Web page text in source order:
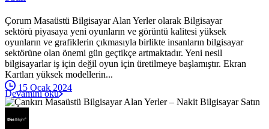
Çorum Masaüstü Bilgisayar Alan Yerler olarak Bilgisayar
sektörü piyasaya yeni oyunların ve görüntü kalitesi yüksek
oyunların ve grafiklerin çıkmasıyla birlikte insanların bilgisayar
sektörüne olan önemi gün geçtikçe artmaktadır. Yeni nesil
bilgisayarlar iş için değil oyun için üretilmeye başlamıştır. Ekran
Kartları yüksek modellerin...
15 Ocak 2024
Devamını oku